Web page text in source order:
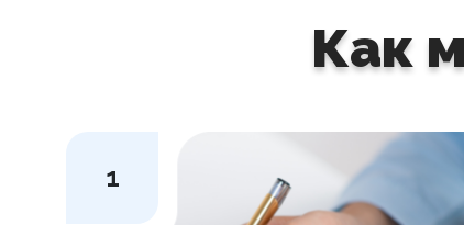
Как
1